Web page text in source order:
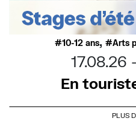
10-12 ans, Arts
17.08.26
En
PLUS